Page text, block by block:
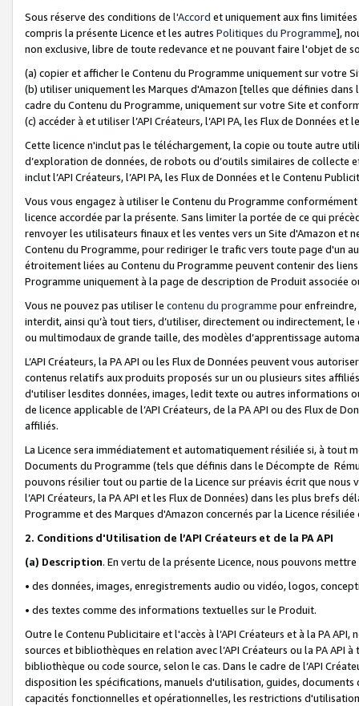
Sous réserve des conditions de l'Accord et uniquement aux fins
compris la présente Licence et les autres Politiques du Programme],
non exclusive, libre de toute redevance et ne pouvant faire l'objet de
(a) copier et afficher le Contenu du Programme uniquement sur votre
(b) utiliser uniquement les Marques d'Amazon [telles que définies dans
cadre du Contenu du Programme, uniquement sur votre Site et
(c) accéder à et utiliser l’API Créateurs, l’API PA, les Flux de Données
Cette licence n'inclut pas le téléchargement, la copie ou toute autre
d’exploration de données, de robots ou d’outils similaires de
inclut l’API Créateurs, l’API PA, les Flux de Données et le Contenu
Vous vous engagez à utiliser le Contenu du Programme
licence accordée par la présente. Sans limiter la portée de ce qui
renvoyer les utilisateurs finaux et les ventes vers un Site d'Amazon et
Contenu du Programme, pour rediriger le trafic vers toute page d'un
étroitement liées au Contenu du Programme peuvent contenir des
Programme uniquement à la page de description de Produit associée
Vous ne pouvez pas utiliser le contenu du programme pour
interdit, ainsi qu’à tout tiers, d’utiliser, directement ou indirectement,
ou multimodaux de grande taille, des modèles d’apprentissage
L’API Créateurs, la PA API ou les Flux de Données peuvent vous
contenus relatifs aux produits proposés sur un ou plusieurs sites
d'utiliser lesdites données, images, ledit texte ou autres informations
de licence applicable de l’API Créateurs, de la PA API ou des Flux de
affiliés.
La Licence sera immédiatement et automatiquement résiliée si, à
Documents du Programme (tels que définis dans le Décompte de
pouvons résilier tout ou partie de la Licence sur préavis écrit que
l’API Créateurs, la PA API et les Flux de Données) dans les plus
Programme et des Marques d'Amazon concernés par la Licence
2. Conditions d'Utilisation de l’API Créateurs et de la PA API
(a) Description. En vertu de la présente Licence, nous pouvons
• des données, images, enregistrements audio ou vidéo, logos,
• des textes comme des informations textuelles sur le Produit.
Outre le Contenu Publicitaire et l'accès à l’API Créateurs et à la PA
sources et bibliothèques en relation avec l’API Créateurs ou la PA
bibliothèque ou code source, selon le cas. Dans le cadre de l’API
disposition les spécifications, manuels d'utilisation, guides,
capacités fonctionnelles et opérationnelles, les restrictions